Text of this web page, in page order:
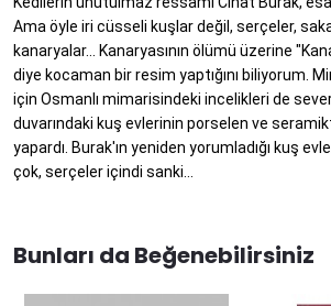
Ama öyle iri cüsseli kuşlar değil, serçeler,
kanaryalar... Kanaryasının ölümü üzerine
diye kocaman bir resim yaptığını biliyorum.
için Osmanlı mimarisindeki incelikleri de
duvarındaki kuş evlerinin porselen ve
yapardı. Burak'ın yeniden yorumladığı kuş
çok, serçeler içindi sanki...
Bunları da Beğenebilirsiniz